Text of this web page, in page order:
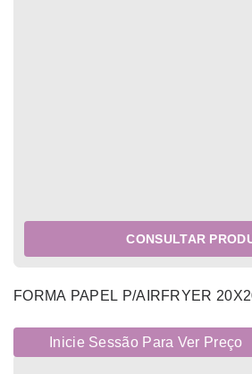
CONSULTAR
FORMA PAPEL P/AIRFRYER
Inicie Sessão Para Ver Preço